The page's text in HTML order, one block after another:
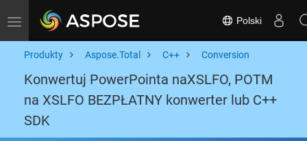
Toggle navigation Polski
Produkty Aspose.Total C++ Conversion
Konwertuj PowerPointa naXSLFO, POTM
na XSLFO BEZPŁATNY konwerter lub C++
SDK